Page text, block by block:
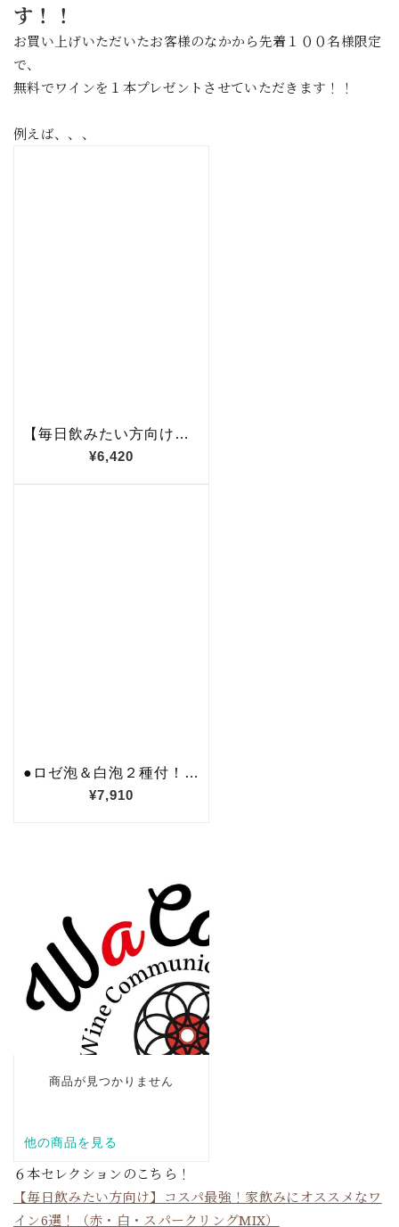
す！！
お買い上げいただいたお客様のなかから先着１００名様限定
で、
無料でワインを１本プレゼントさせていただきます！！
例えば、、、
６本セレクションのこちら！
【毎日飲みたい方向け】コスパ最強！家飲みにオススメなワ
イン6選！（赤・白・スパークリングMIX）